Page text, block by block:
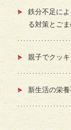
鉄分不足に
る対策とご
親子でクッ
新生活の栄